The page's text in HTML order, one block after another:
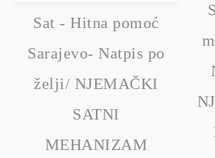
Sat - Hitna pomoć
Sarajevo- Natpis po
želji/ NJEMAČKI
SATNI
MEHANIZAM